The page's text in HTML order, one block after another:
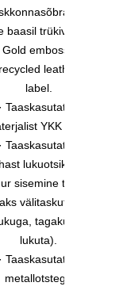
baasil trükivärvid
Gold embossed
recycled leather
label.
· Taaskasutatud
YKK lukud
· Taaskasutatud
lukuotsik· üks
sisemine tasku
välitaskut (ees
tagaküljel
lukuta).
· Taaskasutatud
metallotstega